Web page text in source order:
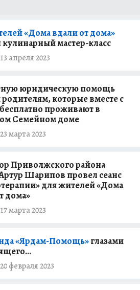
«Дома вдали от дома»
мастер-класс
13 апреля 2023
юридическую помощь
родителям, которые вместе с
проживают в
Семейном доме
23 марта 2023
Приволжского района
Шарипов провел сеанс
для жителей «Дома
дома»
17 марта 2023
«Ярдам-Помощь»глазами
20 февраля 2023